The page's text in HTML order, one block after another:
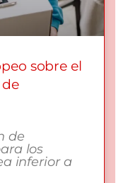
sobre el
de
los
inferior a